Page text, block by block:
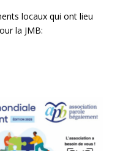
locaux qui ont lieu
la JMB: